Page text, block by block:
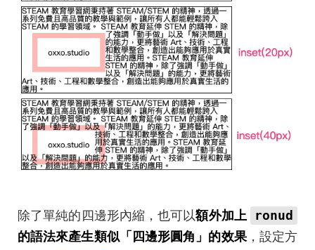
除了單純的四邊形內縮，也可以額外加上 ronud
的語法來產生類似「四邊形圓角」的效果，設定方